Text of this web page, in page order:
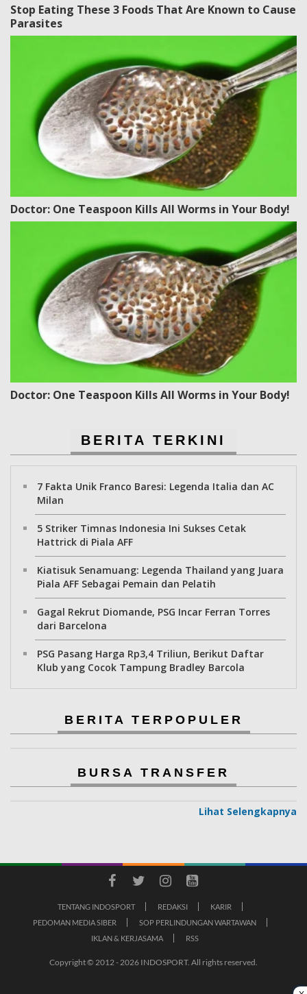
Stop Eating These 3 Foods That Are Known to Cause
Parasites
Doctor: One Teaspoon Kills All Worms in Your Body!
Doctor: One Teaspoon Kills All Worms in Your Body!
BERITA TERKINI
7 Fakta Unik Franco Baresi: Legenda Italia dan AC
Milan
5 Striker Timnas Indonesia Ini Sukses Cetak
Hattrick di Piala AFF
Kiatisuk Senamuang: Legenda Thailand yang Juara
Piala AFF Sebagai Pemain dan Pelatih
Gagal Rekrut Diomande, PSG Incar Ferran Torres
dari Barcelona
PSG Pasang Harga Rp3,4 Triliun, Berikut Daftar
Klub yang Cocok Tampung Bradley Barcola
BERITA TERPOPULER
BURSA TRANSFER
Lihat Selengkapnya
TENTANG INDOSPORT REDAKSI
KARIR
PEDOMAN MEDIA SIBER
SOP PERLINDUNGAN WARTAWAN
IKLAN & KERJASAMA
RSS
Copyright © 2012 - 2026 INDOSPORT. All rights reserved.